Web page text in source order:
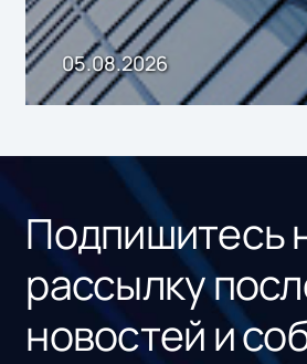
05.08.2026
Подпишитесь
рассылку
новостей и